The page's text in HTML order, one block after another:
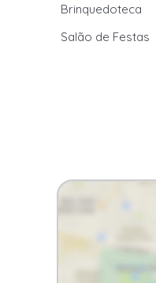
Brinquedoteca
Salão de Festas